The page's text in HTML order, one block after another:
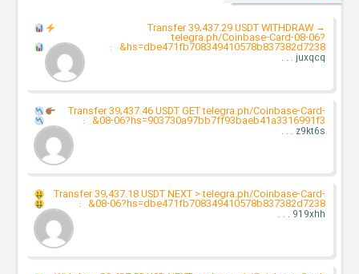
Transfer 39,437.29 USDT WITHDRAW →
telegra.ph/Coinbase-Card-08-06?
hs=dbe471fb708349410578b837382d7238&
:
juxqcq . . .
Transfer 39,437.46 USDT GETtelegra.ph/Coinbase-Card-
08-06?hs=903730a97bb7ff93baeb41a3316991f3&
:
z9kt6s . . .
Transfer 39,437.18 USDT NEXT > telegra.ph/Coinbase-Card-
08-06?hs=dbe471fb708349410578b837382d7238&
:
919xhh . . .